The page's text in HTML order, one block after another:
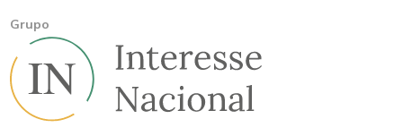
Grupo